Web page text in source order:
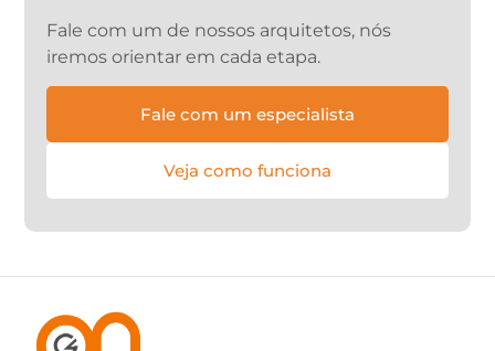
Fale com um de nossos arquitetos, nós
iremos orientar em cada etapa.
Fale com um especialista
Veja como funciona